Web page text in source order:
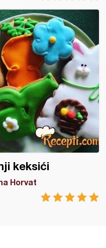
keksići
Horvat